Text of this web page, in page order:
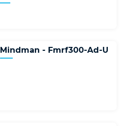
Mindman - Fmrf300-Ad-U